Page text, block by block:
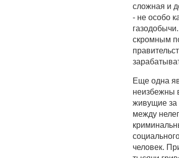
сложная и
- не особо
скромным
Еще одна
неизбежны
живущие за
между
человек.